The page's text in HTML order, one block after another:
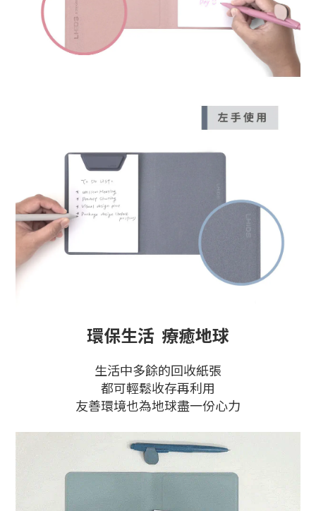
環保生活 療癒地球
生活中多餘的回收紙張
都可輕鬆收存再利用
友善環境也為地球盡一份心力